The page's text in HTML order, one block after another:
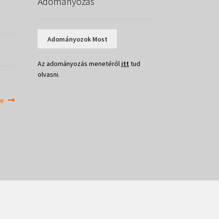
Adományozok Most
Az adományozás menetéről itt tud
olvasni.